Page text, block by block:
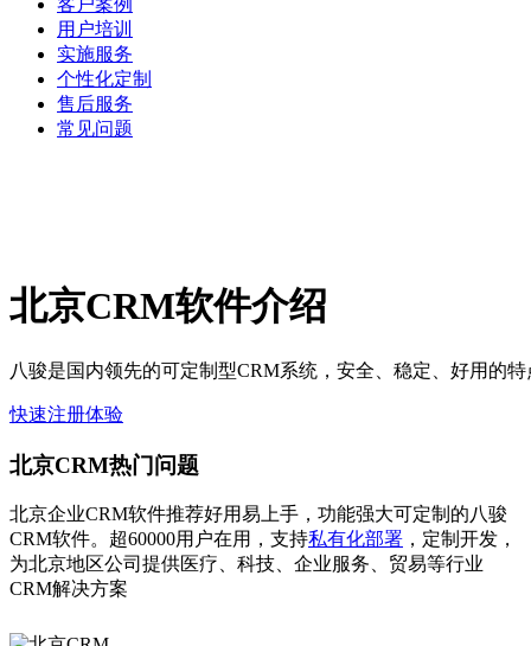
客户案例
用户培训
实施服务
个性化定制
售后服务
常见问题
北京CRM软件介绍
八骏是国内领先的可定制型CRM系统，安全、稳定、好用的
快速注册体验
北京CRM热门问题
北京企业CRM软件推荐好用易上手，功能强大可定制的八骏
CRM软件。超60000用户在用，支持私有化部署 ，定制开发，
为北京地区公司提供医疗、科技、企业服务、贸易等行业
CRM解决方案